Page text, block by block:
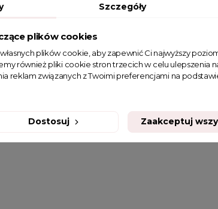
Szczegóły
plików cookies
plików cookie, aby zapewnić Ci najwyższy
również pliki cookie stron trzecich w celu ulepszenia
reklam związanych z Twoimi preferencjami na
Dostosuj Zaakceptuj